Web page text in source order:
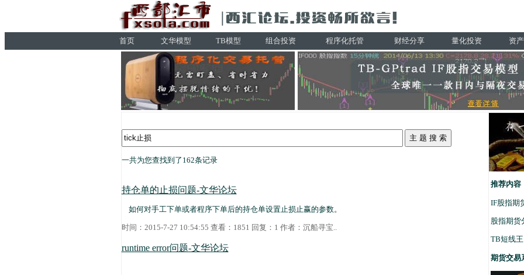
首页 文华模型 TB模型 组合投资 程序化托管 财经分享 量化投资 资
一共为您查找到了162条记录
持仓单的止损问题-文华论坛
如何对手工下单或者程序下单后的持仓单设置止损止赢的参数。
时间：2015-7-27 10:54:55 查看：1851 回复：1 作者： 沉船寻宝..
runtime error问题-文华论坛
推荐内容
IF股指期
股指期货
TB短线
期货交易